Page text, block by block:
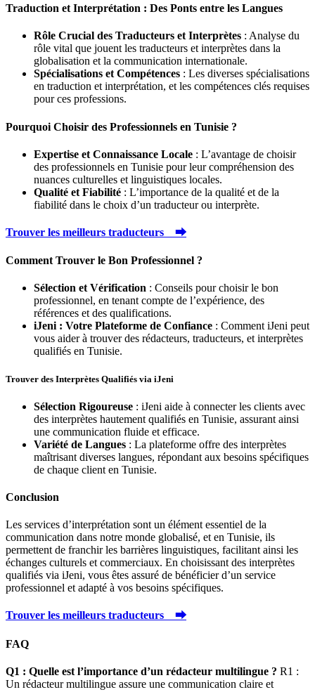
Traduction et Interprétation : Des Ponts entre les Langues
Rôle Crucial des Traducteurs et Interprètes : Analyse du
rôle vital que jouent les traducteurs et interprètes dans la
globalisation et la communication internationale.
Spécialisations et Compétences : Les diverses spécialisations
en traduction et interprétation, et les compétences clés requises
pour ces professions.
Pourquoi Choisir des Professionnels en Tunisie ?
Expertise et Connaissance Locale : L’avantage de choisir
des professionnels en Tunisie pour leur compréhension des
nuances culturelles et linguistiques locales.
Qualité et Fiabilité : L’importance de la qualité et de la
fiabilité dans le choix d’un traducteur ou interprète.
Trouver les meilleurs traducteurs ⮕
Comment Trouver le Bon Professionnel ?
Sélection et Vérification : Conseils pour choisir le bon
professionnel, en tenant compte de l’expérience, des
références et des qualifications.
iJeni : Votre Plateforme de Confiance : Comment iJeni peut
vous aider à trouver des rédacteurs, traducteurs, et interprètes
qualifiés en Tunisie.
Trouver des Interprètes Qualifiés via iJeni
Sélection Rigoureuse : iJeni aide à connecter les clients avec
des interprètes hautement qualifiés en Tunisie, assurant ainsi
une communication fluide et efficace.
Variété de Langues : La plateforme offre des interprètes
maîtrisant diverses langues, répondant aux besoins spécifiques
de chaque client en Tunisie.
Conclusion
Les services d’interprétation sont un élément essentiel de la
communication dans notre monde globalisé, et en Tunisie, ils
permettent de franchir les barrières linguistiques, facilitant ainsi les
échanges culturels et commerciaux. En choisissant des interprètes
qualifiés via iJeni, vous êtes assuré de bénéficier d’un service
professionnel et adapté à vos besoins spécifiques.
Trouver les meilleurs traducteurs ⮕
FAQ
Q1 : Quelle est l’importance d’un rédacteur multilingue ? R1 :
Un rédacteur multilingue assure une communication claire et